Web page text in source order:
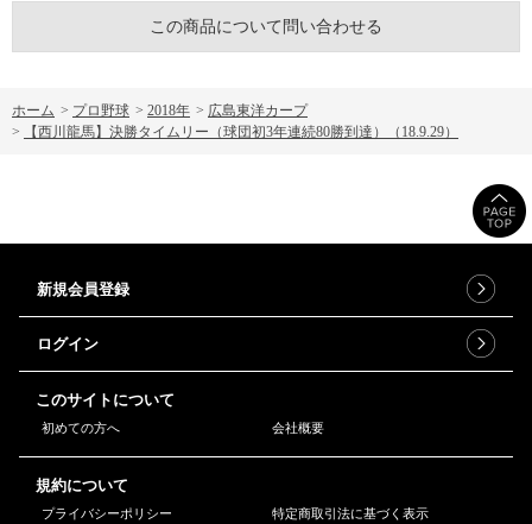
この商品について問い合わせる
ホーム > プロ野球 > 2018年 > 広島東洋カープ
>
【西川龍馬】決勝タイムリー（球団初3年連続80勝到達）（18.9.29）
新規会員登録
ログイン
このサイトについて
初めての方へ 会社概要
規約について
プライバシーポリシー 特定商取引法に基づく表示